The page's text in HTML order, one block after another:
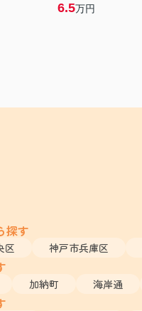
6.5万円
探す
区 神戸市兵庫区
加納町 海岸通